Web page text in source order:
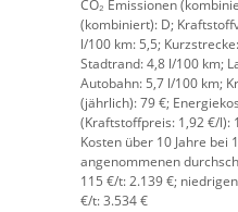
CO₂ Emissionen
(kombiniert): D;
l/100 km: 5,5; Kurzstrecke:
Stadtrand:4,8 l/100 km;
Autobahn: 5,7 l/100 km;
(jährlich):79 €;
(Kraftstoffpreis: 1,92€/l):
Kosten über 10 Jahre bei
angenommenen
115 €/t:2.139 €;
€/t: 3.534 €